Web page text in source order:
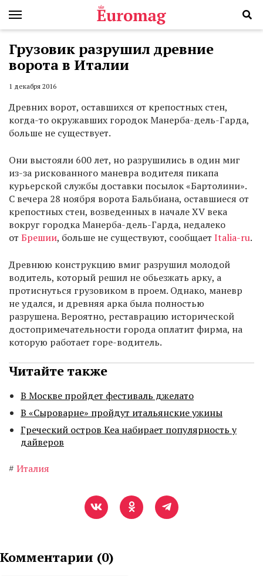
Грузовик разрушил древние
ворота в Италии
1 декабря 2016
Древних ворот, оставшихся от крепостных стен,
когда-то окружавших городок Манерба-дель-Гарда,
больше не существует.
Они выстояли 600 лет, но разрушились в один миг
из-за рискованного маневра водителя пикапа
курьерской службы доставки посылок «Бартолини».
С вечера 28 ноября ворота Бальбиана, оставшиеся от
крепостных стен, возведенных в начале XV века
вокруг городка Манерба-дель-Гарда, недалеко
от Брешии, больше не существуют, сообщает Italia-ru.
Древнюю конструкцию вмиг разрушил молодой
водитель, который решил не обьезжать арку, а
протиснуться грузовиком в проем. Однако, маневр
не удался, и древняя арка была полностью
разрушена. Вероятно, реставрацию исторической
достопримечательности города оплатит фирма, на
которую работает горе-водитель.
Читайте также
В Москве пройдет фестиваль джелато
В «Сыроварне» пройдут итальянские ужины
Греческий остров Кеа набирает популярность у
дайверов
# Италия
Комментарии (0)